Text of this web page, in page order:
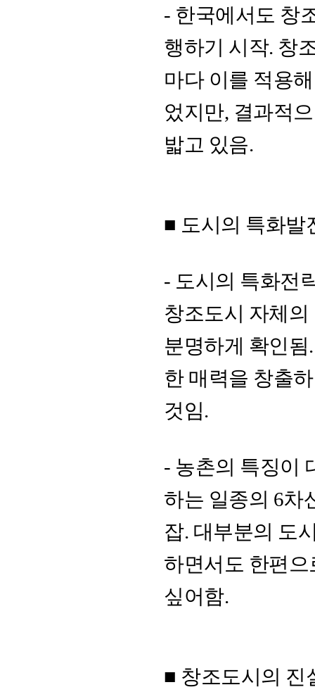
- 한국에서도 창
행하기 시작. 창
마다 이를 적용
었지만, 결과적
밟고 있음.
■ 도시의 특화발
- 도시의 특화전
창조도시 자체
분명하게 확인
한 매력을 창출
것임.
- 농촌의 특징이
하는 일종의 6차
잡. 대부분의 도
하면서도 한편
싶어함.
■ 창조도시의 진